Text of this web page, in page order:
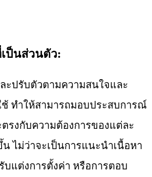
ป็นส่วนตัว:
ะปรับตัวตามความสนใจและ
ทำให้สามารถมอบประสบการณ์
รงกับความต้องการของแต่ละ
ไม่ว่าจะเป็นการแนะนำเนื้อหา
แต่งการตั้งค่า หรือการตอบ